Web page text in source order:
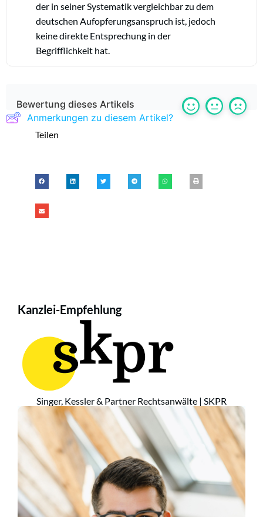
der in seiner Systematik vergleichbar zu dem
deutschen Aufopferungsanspruch ist, jedoch
keine direkte Entsprechung in der
Begrifflichkeit hat.
Bewertung dieses Artikels
Anmerkungen zu diesem Artikel?
Teilen
Kanzlei-Empfehlung
Singer, Kessler & Partner Rechtsanwälte | SKPR